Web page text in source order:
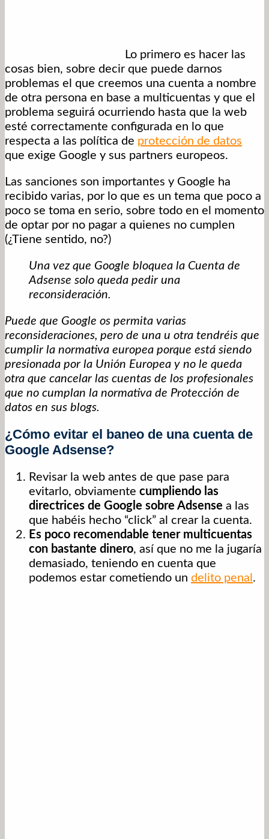
Lo primero es hacer las
cosas bien, sobre decir que puede darnos
problemas el que creemos una cuenta a nombre
de otra persona en base a multicuentas y que el
problema seguirá ocurriendo hasta que la web
esté correctamente configurada en lo que
respecta a las política de protección de datos
que exige Google y sus partners europeos.
Las sanciones son importantes y Google ha
recibido varias, por lo que es un tema que poco a
poco se toma en serio, sobre todo en el momento
de optar por no pagar a quienes no cumplen
(¿Tiene sentido, no?)
Una vez que Google bloquea la Cuenta de
Adsense solo queda pedir una
reconsideración.
Puede que Google os permita varias
reconsideraciones, pero de una u otra tendréis que
cumplir la normativa europea porque está siendo
presionada por la Unión Europea y no le queda
otra que cancelar las cuentas de los profesionales
que no cumplan la normativa de Protección de
datos en sus blogs.
¿Cómo evitar el baneo de una cuenta de
Google Adsense?
Revisar la web antes de que pase para
evitarlo, obviamente cumpliendo las
directrices de Google sobre Adsense a las
que habéis hecho “click” al crear la cuenta.
Es poco recomendable tener multicuentas
con bastante dinero, así que no me la jugaría
demasiado, teniendo en cuenta que
podemos estar cometiendo un delito penal .